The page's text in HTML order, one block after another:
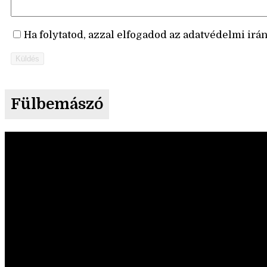
Ha folytatod, azzal elfogadod az adatvédelmi
Küldés
Fülbemászó